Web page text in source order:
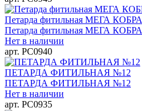
Петарда фитильная МЕГА КОБРА
Петарда фитильная МЕГА КОБРА
Нет в наличии
арт. РС0940
ПЕТАРДА ФИТИЛЬНАЯ №12
ПЕТАРДА ФИТИЛЬНАЯ №12
Нет в наличии
арт. РС0935